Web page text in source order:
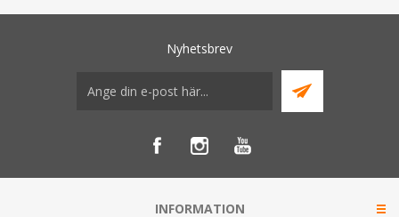
Nyhetsbrev
INFORMATION